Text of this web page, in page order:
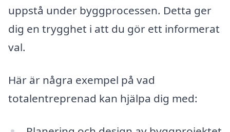
uppstå under byggprocessen. Detta ger
dig en trygghet i att du gör ett informerat
val.
Här är några exempel på vad
totalentreprenad kan hjälpa dig med: